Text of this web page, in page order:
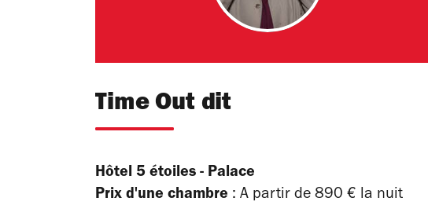
Time Out dit
Hôtel 5 étoiles - Palace
Prix d'une chambre : A partir de 890 € la nuit